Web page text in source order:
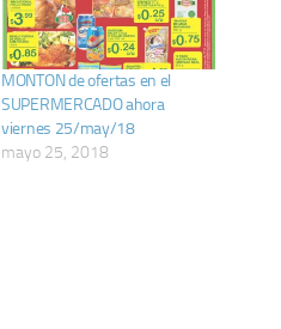
MONTON de ofertas en el
SUPERMERCADO ahora
viernes 25/may/18
mayo 25, 2018